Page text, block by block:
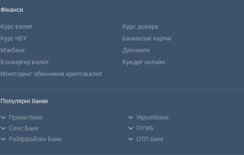
Фінанси
Курс валют Курс долара
Курс НБУ
Банківські картки
Міжбанк
Депозити
Конвертер валют
Кредит онлайн
Моніторинг обмінників криптовалют
Популярні банки
Приватбанк Укрсиббанк
Сенс Банк
ПУМБ
Райффайзен Банк
ОТП банк